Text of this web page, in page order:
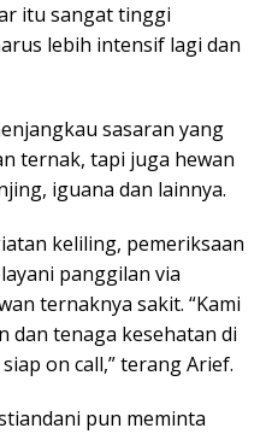
itu sangat tinggi
lebih intensif lagi dan
sasaran yang
ternak, tapi juga hewan
iguana dan lainnya.
keliling, pemeriksaan
panggilan via
ternaknya sakit. “Kami
dan tenaga kesehatan di
on call,” terang Arief.
pun meminta